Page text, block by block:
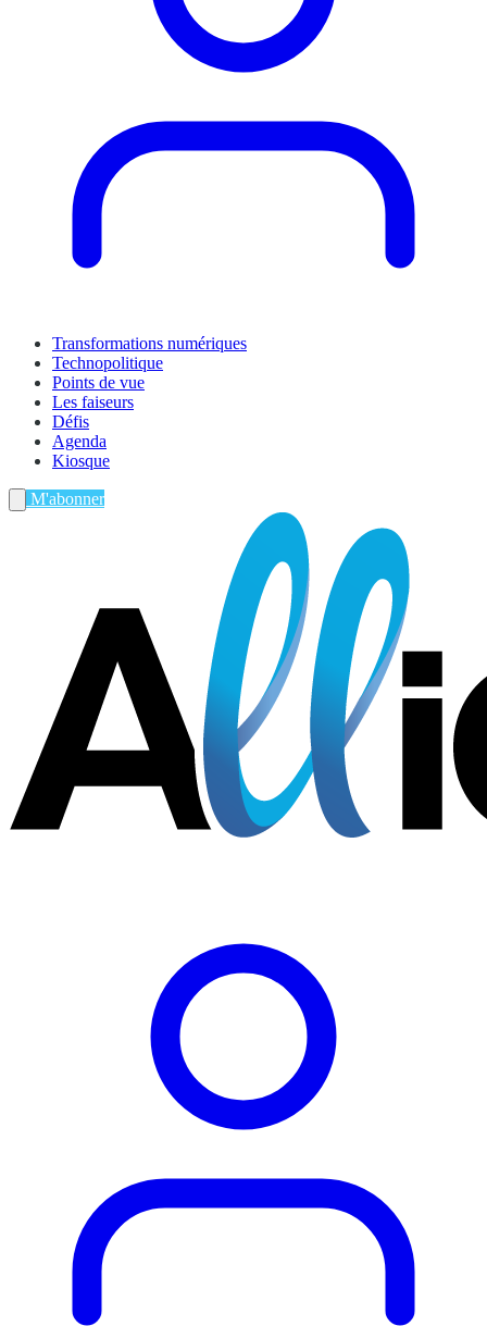
Transformations numériques
Technopolitique
Points de vue
Les faiseurs
Défis
Agenda
Kiosque
M'abonner